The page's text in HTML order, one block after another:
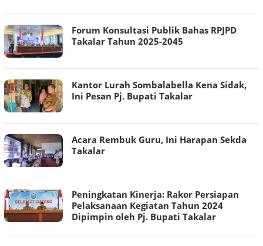
Forum Konsultasi Publik Bahas RPJPD
Takalar Tahun 2025-2045
Kantor Lurah Sombalabella Kena Sidak,
Ini Pesan Pj. Bupati Takalar
Acara Rembuk Guru, Ini Harapan Sekda
Takalar
Peningkatan Kinerja: Rakor Persiapan
Pelaksanaan Kegiatan Tahun 2024
Dipimpin oleh Pj. Bupati Takalar